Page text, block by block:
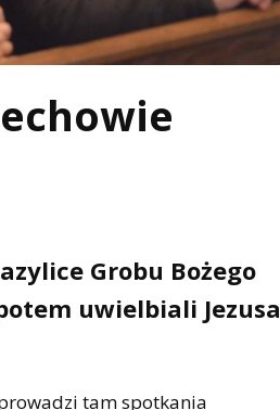
Grobu Bożego
uwielbiali Jezusa
tam spotkania